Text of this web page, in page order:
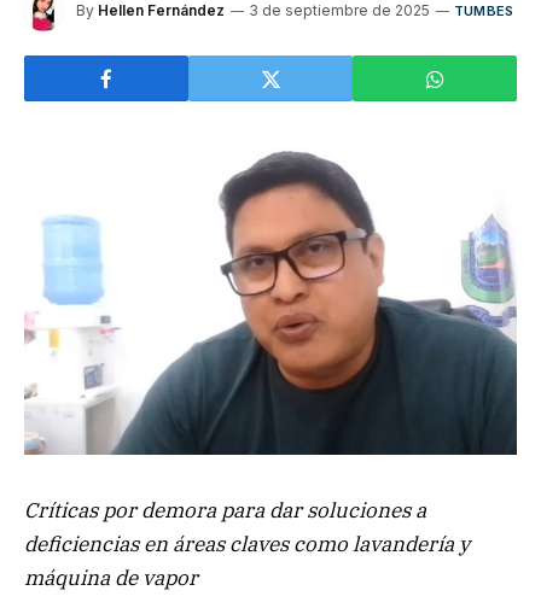
By Hellen Fernández 3 de septiembre de 2025 TUMBES
Críticas por demora para dar soluciones a
deficiencias en áreas claves como lavandería y
máquina de vapor